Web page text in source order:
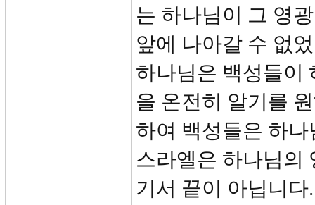
는 하나님이 그 영
앞에 나아갈 수 없
하나님은 백성들이
을 온전히 알기를
하여 백성들은 하
스라엘은 하나님의
기서 끝이 아닙니